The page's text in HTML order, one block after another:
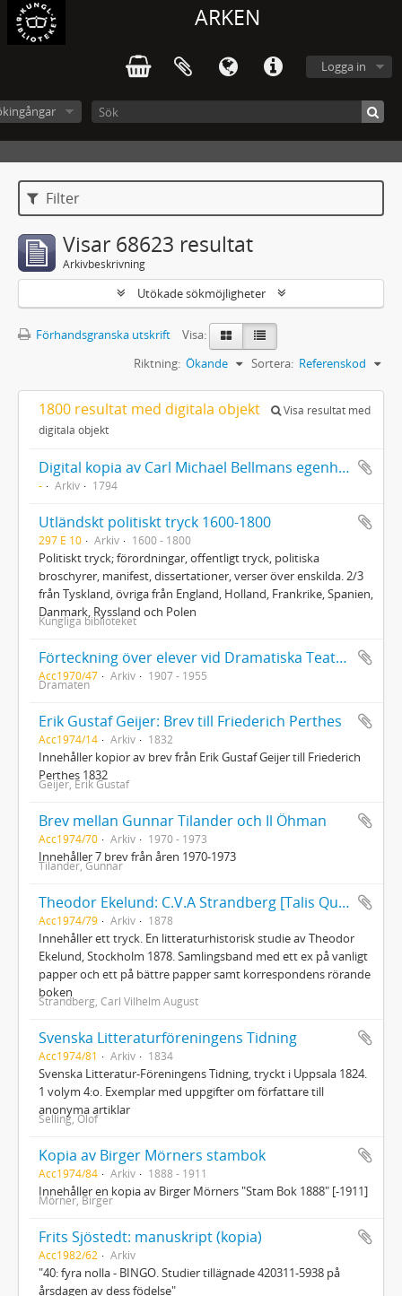
ARKEN
Logga in
Filter
Visar 68623 resultat
Arkivbeskrivning
Utökade sökmöjligheter
Förhandsgranska utskrift
Visa:
Sortera: Referenskod
Riktning: Ökande
1800 resultat med digitala objekt
Visa resultat med
digitala objekt
Digital kopia av Carl Michael Bellmans egenhändiga levernesbeskrivning (Kopia av original på Finlands Nationalmuseum)
- Arkiv 1794
Utländskt politiskt tryck 1600-1800
297 E 10 Arkiv 1600 - 1800
Politiskt tryck; förordningar, offentligt tryck, politiska
broschyrer, manifest, dissertationer, verser över enskilda. 2/3
från Tyskland, övriga från England, Holland, Frankrike, Spanien,
Danmark, Ryssland och Polen
Kungliga biblioteket
Förteckning över elever vid Dramatiska Teaterns elevskola
Acc1970/47 Arkiv 1907 - 1955
Dramaten
Erik Gustaf Geijer: Brev till Friederich Perthes
Acc1974/14 Arkiv 1832
Innehåller kopior av brev från Erik Gustaf Geijer till Friederich
Perthes 1832
Geijer, Erik Gustaf
Brev mellan Gunnar Tilander och Il Öhman
Acc1974/70 Arkiv 1970 - 1973
Innehåller 7 brev från åren 1970-1973
Tilander, Gunnar
Theodor Ekelund: C.V.A Strandberg [Talis Qualis]
Acc1974/79 Arkiv 1878
Innehåller ett tryck. En litteraturhistorisk studie av Theodor
Ekelund, Stockholm 1878. Samlingsband med ett ex på vanligt
papper och ett på bättre papper samt korrespondens rörande
boken
Strandberg, Carl Vilhelm August
Svenska Litteraturföreningens Tidning
Acc1974/81 Arkiv 1834
Svenska Litteratur-Föreningens Tidning, tryckt i Uppsala 1824.
1 volym 4:o. Exemplar med uppgifter om författare till
anonyma artiklar
Selling, Olof
Kopia av Birger Mörners stambok
Acc1974/84 Arkiv 1888 - 1911
Innehåller en kopia av Birger Mörners "Stam Bok 1888" [-1911]
Mörner, Birger
Frits Sjöstedt: manuskript (kopia)
Acc1982/62 Arkiv
"40: fyra nolla - BINGO. Studier tillägnade 420311-5938 på
årsdagen av dess födelse"